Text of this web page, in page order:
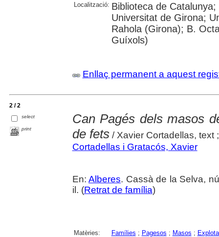
Localització: Biblioteca de
Universitat de Girona;
Rahola (Girona); B.
Guíxols)
Enllaç permanent a aquest
2 / 2
select
print
Can Pagés dels masos
de fets/ Xavier Cortadellas, text
Cortadellas i Gratacós, Xavier
En:Alberes. Cassà de la Selva,
il. (Retrat de família)
Matèries: Famílies ; Pagesos ; Masos ;